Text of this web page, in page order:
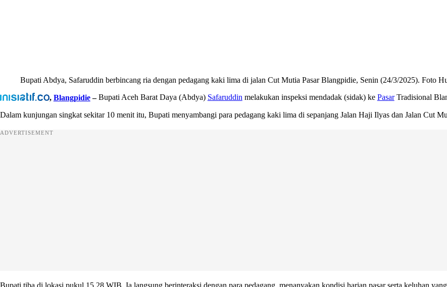
Bupati Abdya, Safaruddin berbincang ria dengan pedagang kaki lima di jalan Cut Mutia Pasar Blangpidie, Senin (24/3/2025). Foto
, Blangpidie–Bupati Aceh Barat Daya (Abdya) Safaruddinmelakukan inspeksi mendadak (sidak) ke PasarTradisional
Dalam kunjungan singkat sekitar 10 menit itu, Bupati menyambangi para pedagang kaki lima di sepanjang Jalan Haji Ilyas dan Jalan Cut
ADVERTISEMENT
Bupati tiba di lokasi pukul 15.28 WIB. Ia langsung berinteraksi dengan para pedagang, menanyakan kondisi harian pasar serta keluhan yang